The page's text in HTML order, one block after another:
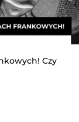
Czy